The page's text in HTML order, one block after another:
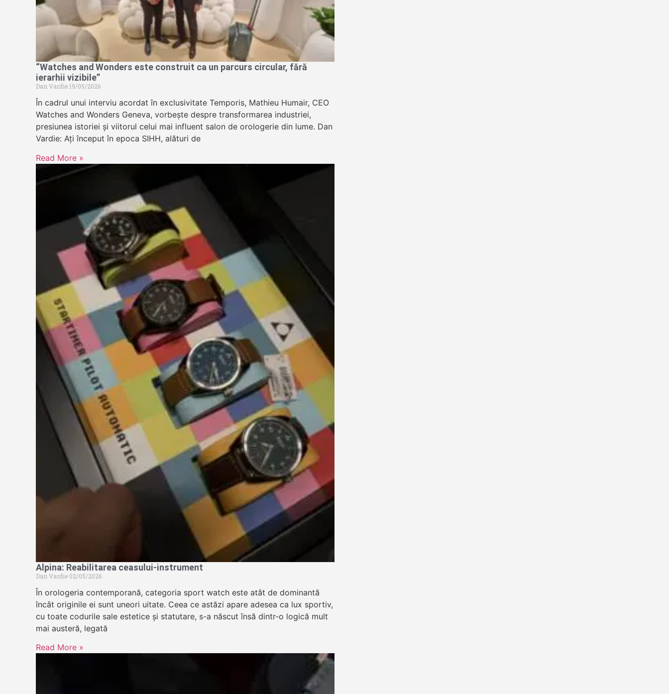
“Watches and Wonders este construit ca un parcurs circular, fără
ierarhii vizibile”
Dan Vardie19/05/2026
În cadrul unui interviu acordat în exclusivitate Temporis, Mathieu Humair, CEO
Watches and Wonders Geneva, vorbește despre transformarea industriei,
presiunea istoriei și viitorul celui mai influent salon de orologerie din lume. Dan
Vardie: Ați început în epoca SIHH, alături de
Read More »
Alpina: Reabilitarea ceasului-instrument
Dan Vardie 02/05/2026
În orologeria contemporană, categoria sport watch este atât de dominantă
încât originile ei sunt uneori uitate. Ceea ce astăzi apare adesea ca lux sportiv,
cu toate codurile sale estetice și statutare, s-a născut însă dintr-o logică mult
mai austeră, legată
Read More »